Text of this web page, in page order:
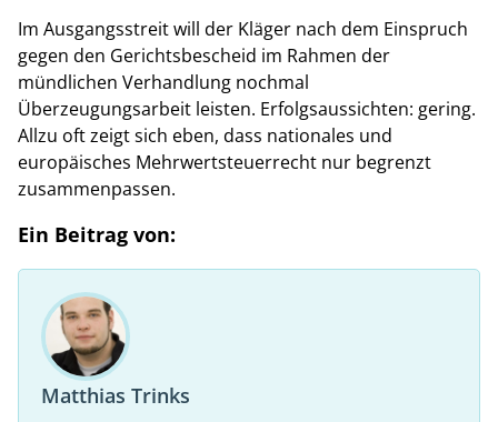
Im Ausgangsstreit will der Kläger nach dem Einspruch
gegen den Gerichtsbescheid im Rahmen der
mündlichen Verhandlung nochmal
Überzeugungsarbeit leisten. Erfolgsaussichten: gering.
Allzu oft zeigt sich eben, dass nationales und
europäisches Mehrwertsteuerrecht nur begrenzt
zusammenpassen.
Ein Beitrag von:
Matthias Trinks